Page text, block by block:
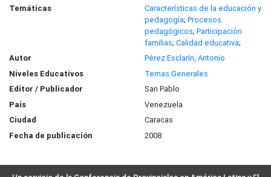
Temáticas
Características de la educación y
pedagogía; Procesos
pedagógicos; Participación
familias; Calidad educativa;
Autor
Pérez Esclarín, Antonio
Niveles Educativos
Temas Generales
Editor / Publicador
San Pablo
País
Venezuela
Ciudad
Caracas
Fecha de publicación
2008